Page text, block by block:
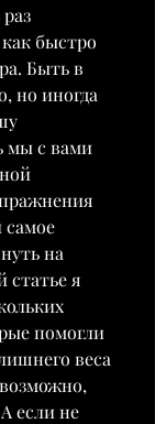
быстро
Быть в
но иногда
мы с вами
самое
на
статье я
помогли
веса
если не